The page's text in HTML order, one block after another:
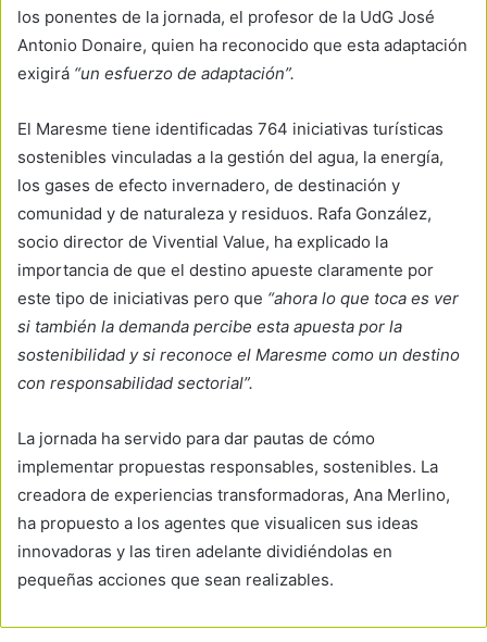
los ponentes de la jornada, el profesor de la UdG José
Antonio Donaire, quien ha reconocido que esta adaptación
exigirá “un esfuerzo de adaptación”.
El Maresme tiene identificadas 764 iniciativas turísticas
sostenibles vinculadas a la gestión del agua, la energía,
los gases de efecto invernadero, de destinación y
comunidad y de naturaleza y residuos. Rafa González,
socio director de Vivential Value, ha explicado la
importancia de que el destino apueste claramente por
este tipo de iniciativas pero que “ahora lo que toca es ver
si también la demanda percibe esta apuesta por la
sostenibilidad y si reconoce el Maresme como un destino
con responsabilidad sectorial”.
La jornada ha servido para dar pautas de cómo
implementar propuestas responsables, sostenibles. La
creadora de experiencias transformadoras, Ana Merlino,
ha propuesto a los agentes que visualicen sus ideas
innovadoras y las tiren adelante dividiéndolas en
pequeñas acciones que sean realizables.